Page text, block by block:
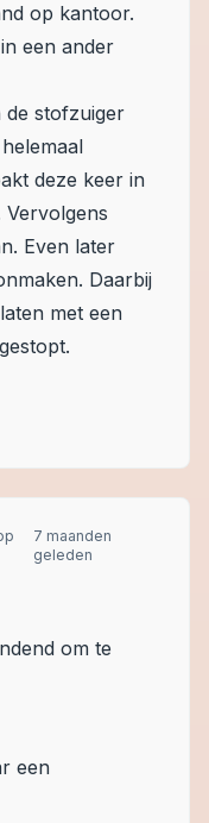
op kantoor.
een ander
de stofzuiger
deze keer in
Even later
Daarbij
met een
7 maanden
geleden
om te
een